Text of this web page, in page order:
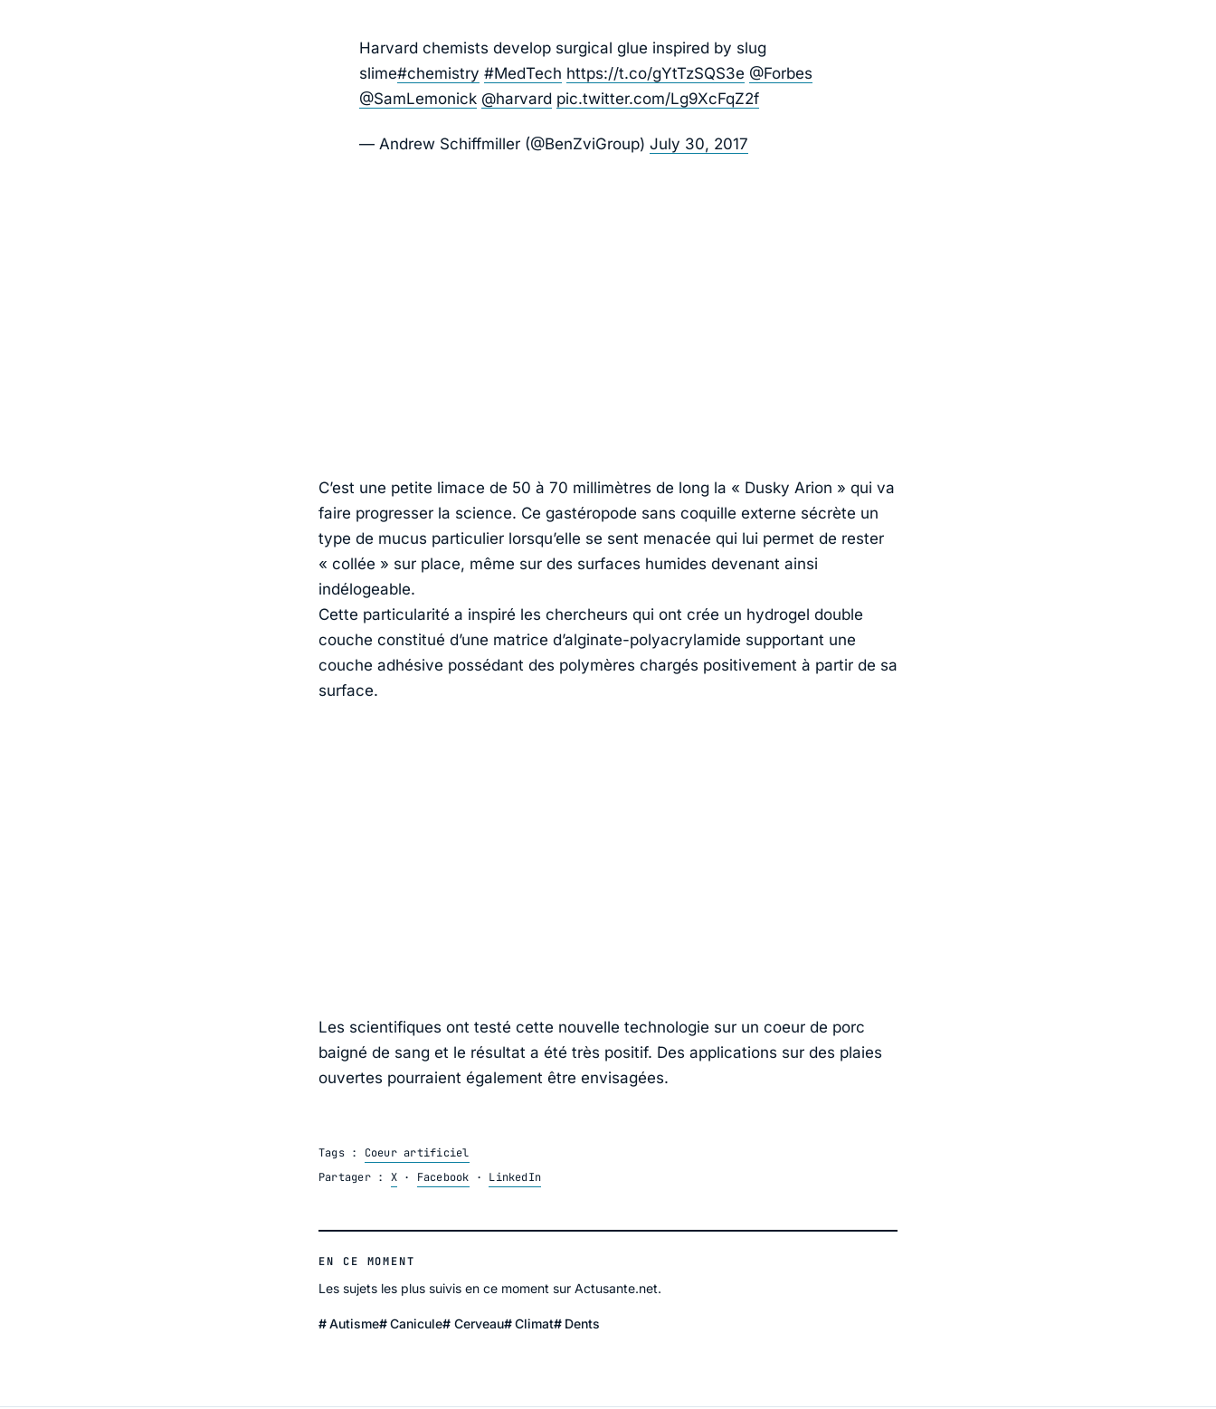
Harvard chemists develop surgical glue inspired by slug
slime#chemistry #MedTech https://t.co/gYtTzSQS3e @Forbes
@SamLemonick @harvard pic.twitter.com/Lg9XcFqZ2f
— Andrew Schiffmiller (@BenZviGroup) July 30, 2017
C’est une petite limace de 50 à 70 millimètres de long la « Dusky Arion » qui va
faire progresser la science. Ce gastéropode sans coquille externe sécrète un
type de mucus particulier lorsqu’elle se sent menacée qui lui permet de rester
« collée » sur place, même sur des surfaces humides devenant ainsi
indélogeable.
Cette particularité a inspiré les chercheurs qui ont crée un hydrogel double
couche constitué d’une matrice d’alginate-polyacrylamide supportant une
couche adhésive possédant des polymères chargés positivement à partir de sa
surface.
Les scientifiques ont testé cette nouvelle technologie sur un coeur de porc
baigné de sang et le résultat a été très positif. Des applications sur des plaies
ouvertes pourraient également être envisagées.
Tags : Coeur artificiel
Partager : X· Facebook · LinkedIn
EN CE MOMENT
Les sujets les plus suivis en ce moment sur Actusante.net.
Autisme Canicule Cerveau Climat Dents